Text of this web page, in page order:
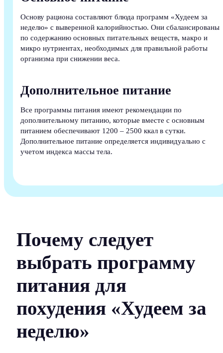
Основу рациона составляют блюда программ «Худеем за
неделю» с выверенной калорийностью. Они сбалансированы
по содержанию основных питательных веществ, макро и
микро нутриентах, необходимых для правильной работы
организма при снижении веса.
Дополнительное питание
Все программы питания имеют рекомендации по
дополнительному питанию, которые вместе с основным
питанием обеспечивают 1200 – 2500 ккал в сутки.
Дополнительное питание определяется индивидуально с
учетом индекса массы тела.
Почему следует
выбрать программу
питания для
похудения «Худеем за
неделю»